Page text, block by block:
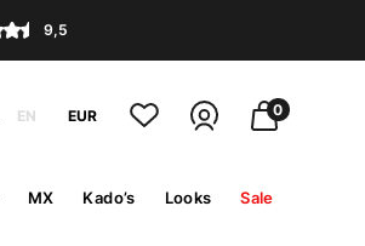
9,5
EN EUR 0
MX Kado’s Looks Sale